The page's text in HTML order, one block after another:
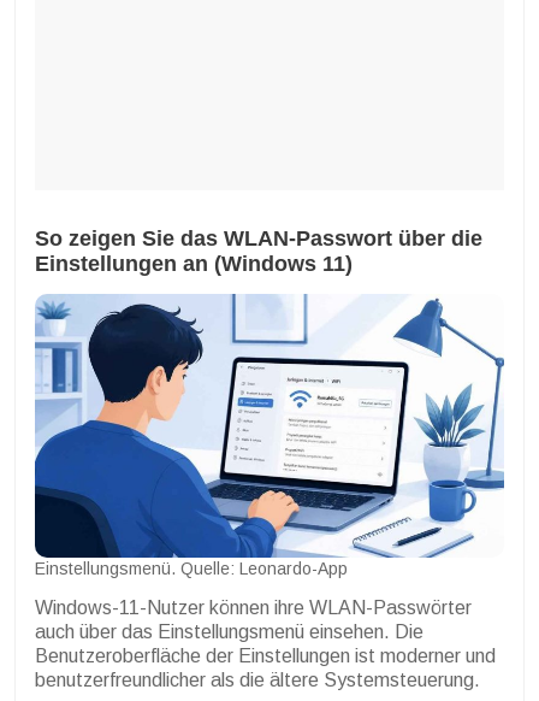
So zeigen Sie das WLAN-Passwort über die
Einstellungen an (Windows 11)
Einstellungsmenü. Quelle: Leonardo-App
Windows-11-Nutzer können ihre WLAN-Passwörter
auch über das Einstellungsmenü einsehen. Die
Benutzeroberfläche der Einstellungen ist moderner und
benutzerfreundlicher als die ältere Systemsteuerung.